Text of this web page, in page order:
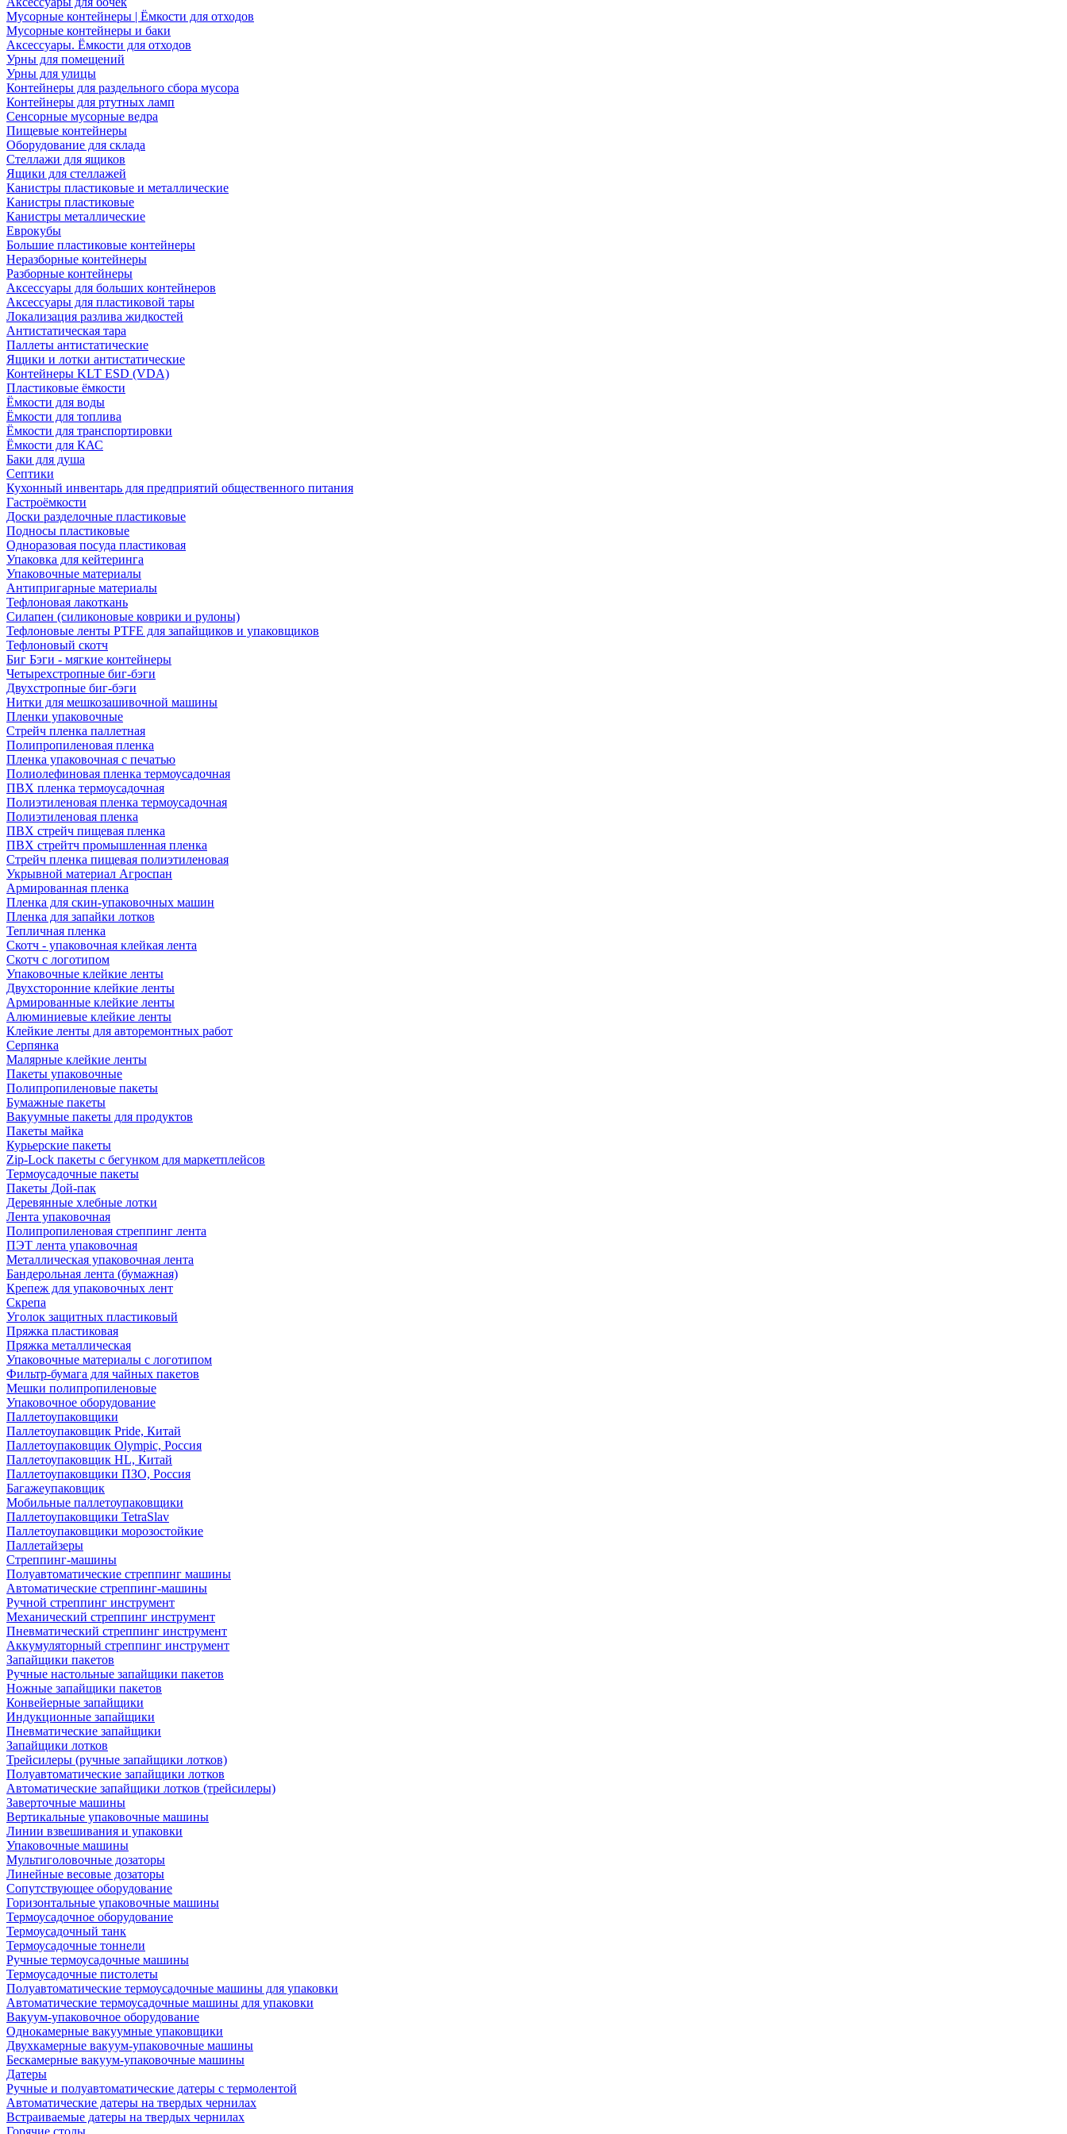
Мусорные контейнеры | Ёмкости для отходов
Мусорные контейнеры и баки
Аксессуары. Ёмкости для отходов
Урны для помещений
Урны для улицы
Контейнеры для раздельного сбора мусора
Контейнеры для ртутных ламп
Сенсорные мусорные ведра
Пищевые контейнеры
Оборудование для склада
Стеллажи для ящиков
Ящики для стеллажей
Канистры пластиковые и металлические
Канистры пластиковые
Канистры металлические
Еврокубы
Большие пластиковые контейнеры
Неразборные контейнеры
Разборные контейнеры
Аксессуары для больших контейнеров
Аксессуары для пластиковой тары
Локализация разлива жидкостей
Антистатическая тара
Паллеты антистатические
Ящики и лотки антистатические
Контейнеры KLT ESD (VDA)
Пластиковые ёмкости
Ёмкости для воды
Ёмкости для топлива
Ёмкости для транспортировки
Ёмкости для КАС
Баки для душа
Септики
Кухонный инвентарь для предприятий общественного питания
Гастроёмкости
Доски разделочные пластиковые
Подносы пластиковые
Одноразовая посуда пластиковая
Упаковка для кейтеринга
Упаковочные материалы
Антипригарные материалы
Тефлоновая лакоткань
Силапен (силиконовые коврики и рулоны)
Тефлоновые ленты PTFE для запайщиков и упаковщиков
Тефлоновый скотч
Биг Бэги - мягкие контейнеры
Четырехстропные биг-бэги
Двухстропные биг-бэги
Нитки для мешкозашивочной машины
Пленки упаковочные
Стрейч пленка паллетная
Полипропиленовая пленка
Пленка упаковочная с печатью
Полиолефиновая пленка термоусадочная
ПВХ пленка термоусадочная
Полиэтиленовая пленка термоусадочная
Полиэтиленовая пленка
ПВХ стрейч пищевая пленка
ПВХ стрейтч промышленная пленка
Стрейч пленка пищевая полиэтиленовая
Укрывной материал Агроспан
Армированная пленка
Пленка для скин-упаковочных машин
Пленка для запайки лотков
Тепличная пленка
Скотч - упаковочная клейкая лента
Скотч с логотипом
Упаковочные клейкие ленты
Двухсторонние клейкие ленты
Армированные клейкие ленты
Алюминиевые клейкие ленты
Клейкие ленты для авторемонтных работ
Серпянка
Малярные клейкие ленты
Пакеты упаковочные
Полипропиленовые пакеты
Бумажные пакеты
Вакуумные пакеты для продуктов
Пакеты майка
Курьерские пакеты
Zip-Lock пакеты с бегунком для маркетплейсов
Термоусадочные пакеты
Пакеты Дой-пак
Деревянные хлебные лотки
Лента упаковочная
Полипропиленовая стреппинг лента
ПЭТ лента упаковочная
Металлическая упаковочная лента
Бандерольная лента (бумажная)
Крепеж для упаковочных лент
Скрепа
Уголок защитных пластиковый
Пряжка пластиковая
Пряжка металлическая
Упаковочные материалы с логотипом
Фильтр-бумага для чайных пакетов
Мешки полипропиленовые
Упаковочное оборудование
Паллетоупаковщики
Паллетоупаковщик Pride, Китай
Паллетоупаковщик Olympic, Россия
Паллетоупаковщик HL, Китай
Паллетоупаковщики ПЗО, Россия
Багажеупаковщик
Мобильные паллетоупаковщики
Паллетоупаковщики TetraSlav
Паллетоупаковщики морозостойкие
Паллетайзеры
Стреппинг-машины
Полуавтоматические стреппинг машины
Автоматические стреппинг-машины
Ручной стреппинг инструмент
Механический стреппинг инструмент
Пневматический стреппинг инструмент
Аккумуляторный стреппинг инструмент
Запайщики пакетов
Ручные настольные запайщики пакетов
Ножные запайщики пакетов
Конвейерные запайщики
Индукционные запайщики
Пневматические запайщики
Запайщики лотков
Трейсилеры (ручные запайщики лотков)
Полуавтоматические запайщики лотков
Автоматические запайщики лотков (трейсилеры)
Заверточные машины
Вертикальные упаковочные машины
Линии взвешивания и упаковки
Упаковочные машины
Мультиголовочные дозаторы
Линейные весовые дозаторы
Сопутствующее оборудование
Горизонтальные упаковочные машины
Термоусадочное оборудование
Термоусадочный танк
Термоусадочные тоннели
Ручные термоусадочные машины
Термоусадочные пистолеты
Полуавтоматические термоусадочные машины для упаковки
Автоматические термоусадочные машины для упаковки
Вакуум-упаковочное оборудование
Однокамерные вакуумные упаковщики
Двухкамерные вакуум-упаковочные машины
Бескамерные вакуум-упаковочные машины
Датеры
Ручные и полуавтоматические датеры с термолентой
Автоматические датеры на твердых чернилах
Встраиваемые датеры на твердых чернилах
Горячие столы